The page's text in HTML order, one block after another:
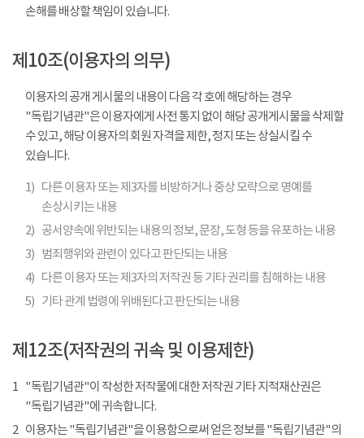
손해를 배상할 책임이 있습니다.
제10조(이용자의 의무)
이용자의 공개 게시물의 내용이 다음 각 호에 해당하는 경우
"독립기념관"은 이용자에게 사전 통지 없이 해당 공개게시물을 삭제할
수 있고, 해당 이용자의 회원 자격을 제한, 정지 또는 상실시킬 수
있습니다.
1) 다른 이용자 또는 제3자를 비방하거나 중상 모략으로 명예를
손상시키는 내용
2) 공서양속에 위반되는 내용의 정보, 문장, 도형 등을 유포하는 내용
3)
범죄행위와 관련이 있다고 판단되는 내용
4) 다른 이용자 또는 제3자의 저작권 등 기타 권리를 침해하는 내용
5) 기타 관계 법령에 위배된다고 판단되는 내용
제12조(저작권의 귀속 및 이용제한)
1 "독립기념관"이 작성한 저작물에 대한 저작권 기타 지적재산권은
"독립기념관"에 귀속합니다.
2 이용자는 "독립기념관"을 이용함으로써 얻은 정보를 "독립기념관"의